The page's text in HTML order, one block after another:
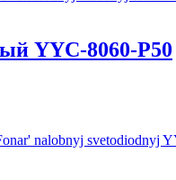
YYC-8060-P50